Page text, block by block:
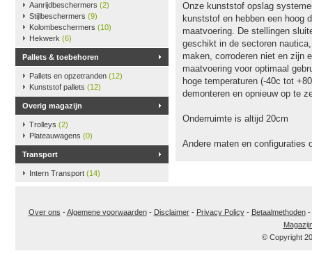
Aanrijdbeschermers (2)
Stijlbeschermers (9)
Kolombeschermers (10)
Hekwerk (6)
Pallets & toebehoren
Pallets en opzetranden (12)
Kunststof pallets (12)
Overig magazijn
Trolleys (2)
Plateauwagens (0)
Transport
Intern Transport (14)
Onze kunststof opslag
kunststof en hebben een hoog
maatvoering. De stellingen
geschikt in de sectoren
maken, corroderen niet en zijn
maatvoering voor optimaal
hoge temperaturen (-40c tot
demonteren en opnieuw op te
Onderruimte is altijd 20cm
Andere maten en configuraties
Over ons -Algemene voorwaarden- Disclaimer- Privacy Policy- Betaalmethoden-
© Copyright